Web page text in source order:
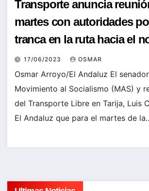
Transporte anuncia
martes con autoridades
tranca en la ruta hacia el
17/06/2023 OSMAR
Osmar Arroyo/El Andaluz El
Movimiento al Socialismo (MAS) y
del Transporte Libre en Tarija, Luis
El Andaluz que para el martes de